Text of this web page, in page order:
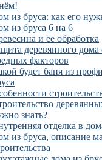
из бруса: как его
из бруса 6 на 6
и ее обработка
деревянного дома
факторов
будет баня из
знать?
отделка в
из бруса, описание